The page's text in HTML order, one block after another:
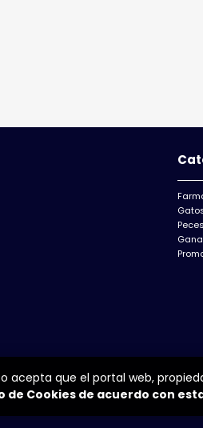
Peces
acepta que el portal web,
de Cookies de acuerdo con